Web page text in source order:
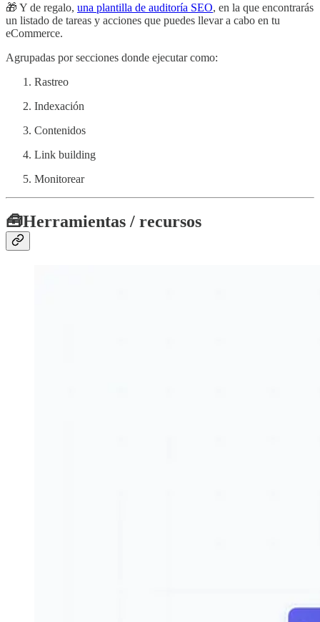
🎁 Y de regalo, una plantilla de auditoría SEO, en la que encontrarás
un listado de tareas y acciones que puedes llevar a cabo en tu
eCommerce.
Agrupadas por secciones donde ejecutar como:
Rastreo
Indexación
Contenidos
Link building
Monitorear
🧰Herramientas / recursos